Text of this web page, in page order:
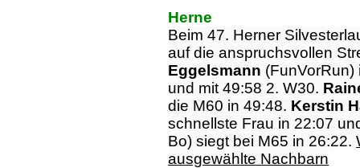
Herne
Beim 47. Herner
auf die anspruchsvollen
Eggelsmann (FunVorRun)
und mit 49:58 2. W30.
die M60 in 49:48. Kerstin
schnellste Frau in 22:07
Bo) siegt bei M65 in 26:22.
ausgewählte Nachbarn